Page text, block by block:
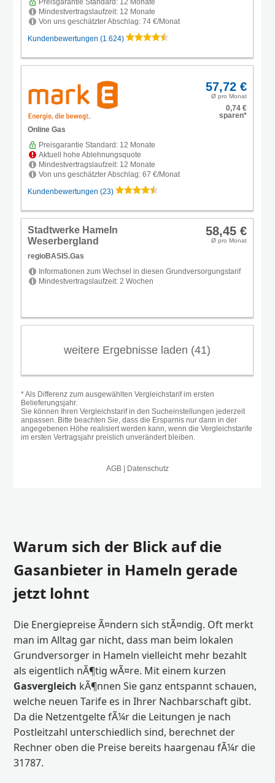
Warum sich der Blick auf die
Gasanbieter in Hameln gerade
jetzt lohnt
Die Energiepreise Ã¤ndern sich stÃ¤ndig. Oft merkt
man im Alltag gar nicht, dass man beim lokalen
Grundversorger in Hameln vielleicht mehr bezahlt
als eigentlich nÃ¶tig wÃ¤re. Mit einem kurzen
Gasvergleich kÃ¶nnen Sie ganz entspannt schauen,
welche neuen Tarife es in Ihrer Nachbarschaft gibt.
Da die Netzentgelte fÃ¼r die Leitungen je nach
Postleitzahl unterschiedlich sind, berechnet der
Rechner oben die Preise bereits haargenau fÃ¼r die
31787.